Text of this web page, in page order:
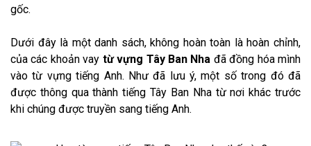
gốc.
Dưới đây là một danh sách, không hoàn toàn là hoàn chỉnh,
của các khoản vay từ vựng Tây Ban Nha đã đồng hóa mình
vào từ vựng tiếng Anh. Như đã lưu ý, một số trong đó đã
được thông qua thành tiếng Tây Ban Nha từ nơi khác trước
khi chúng được truyền sang tiếng Anh.